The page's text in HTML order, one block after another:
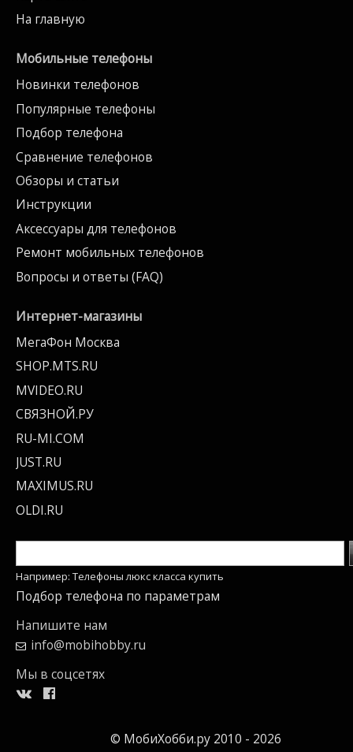
На главную
Мобильные телефоны
Новинки телефонов
Популярные телефоны
Подбор телефона
Сравнение телефонов
Обзоры и статьи
Инструкции
Аксессуары для телефонов
Ремонт мобильных телефонов
Вопросы и ответы (FAQ)
Интернет-магазины
МегаФон Москва
SHOP.MTS.RU
MVIDEO.RU
СВЯЗНОЙ.РУ
RU-MI.COM
JUST.RU
MAXIMUS.RU
OLDI.RU
Например: Телефоны люкс класса купить
Подбор телефона по параметрам
Напишите нам
info@mobihobby.ru
Мы в соцсетях
© МобиХобби.ру 2010 - 2026